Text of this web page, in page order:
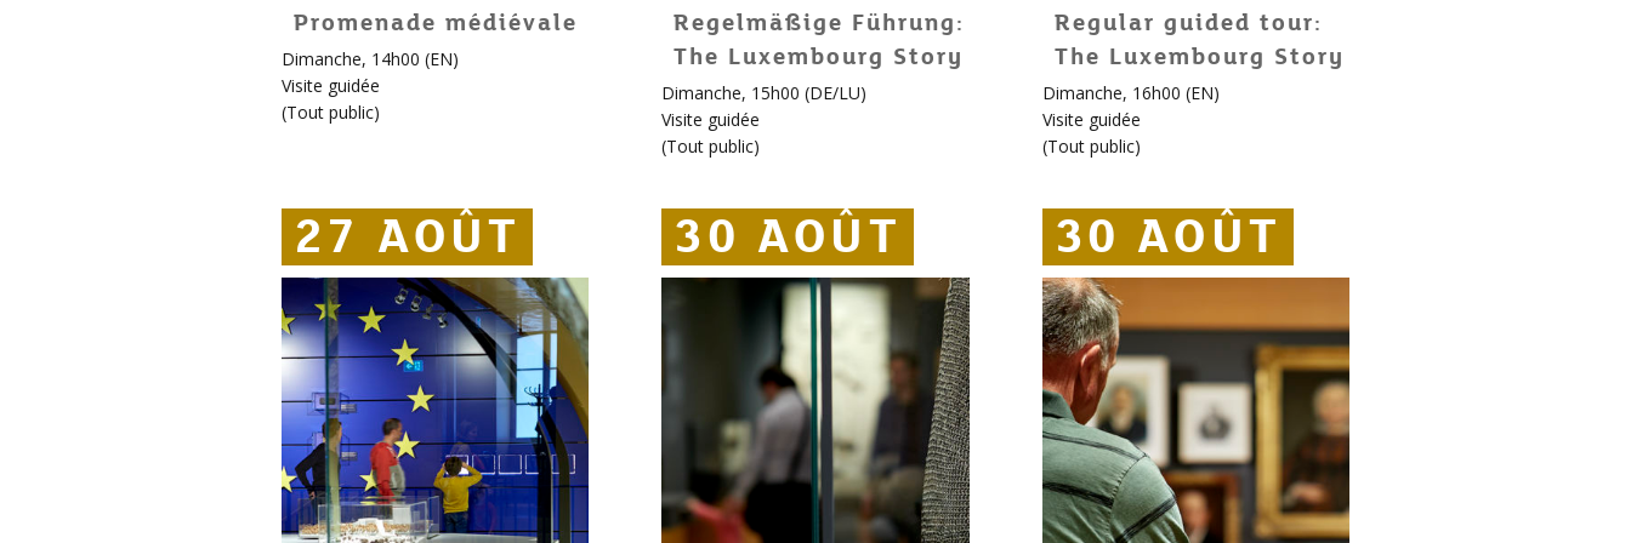
Promenade médiévale
Dimanche, 14h00 (EN)
Visite guidée
(Tout public)
Regelmäßige Führung:
The Luxembourg Story
Dimanche, 15h00 (DE/LU)
Visite guidée
(Tout public)
Regular guided tour:
The Luxembourg Story
Dimanche, 16h00 (EN)
Visite guidée
(Tout public)
27 AOÛT
27 AOÛT
27 AOÛT 30 AOÛT
30 AOÛT
30 AOÛT 30 AOÛT
30 AOÛT
30 AOÛT